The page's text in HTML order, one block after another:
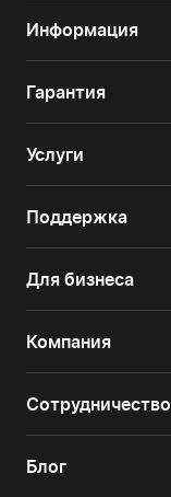
Информация
Гарантия
Услуги
Поддержка
Для бизнеса
Компания
Сотрудничество
Блог